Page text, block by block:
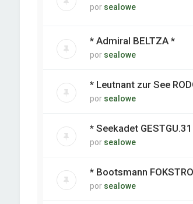
por sealowe
* Admiral BELTZA *
por sealowe
* Leutnant zur See
por sealowe
* Seekadet
por sealowe
* Bootsmann
por sealowe